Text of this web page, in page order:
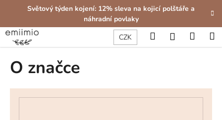
Světový týden kojení: 12% sleva na kojicí polštáře a
náhradní povlaky
CZK
HledatPřihlášení
O značce
š
í
o
o